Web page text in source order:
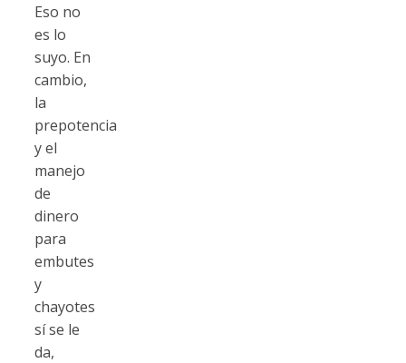
Eso no
es lo
suyo. En
cambio,
la
prepotencia
y el
manejo
de
dinero
para
embutes
y
chayotes
sí se le
da,